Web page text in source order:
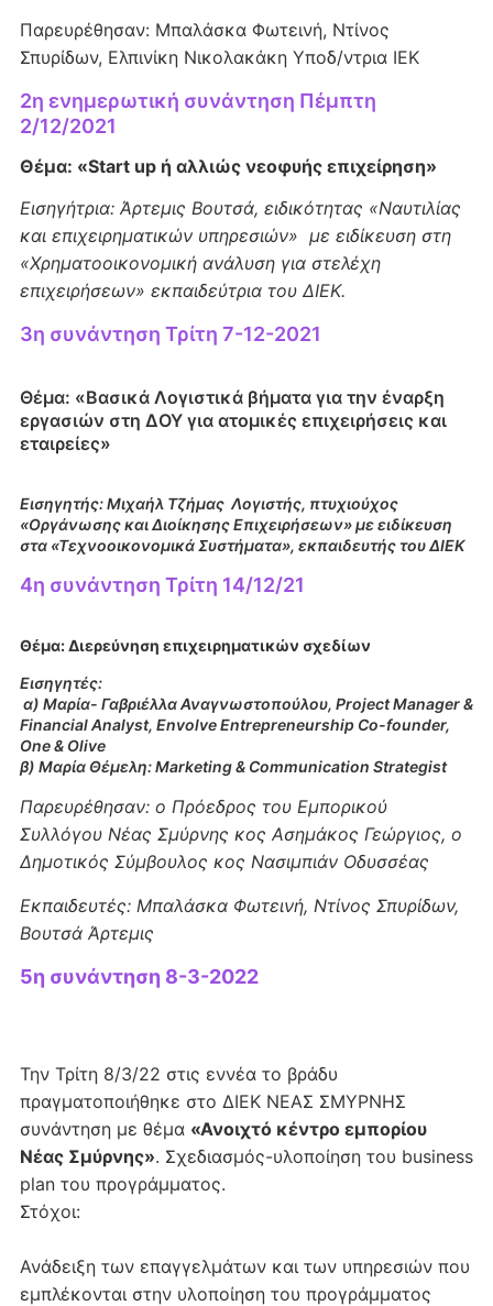
Παρευρέθησαν: Μπαλάσκα Φωτεινή, Ντίνος
Σπυρίδων, Ελπινίκη Νικολακάκη Υποδ/ντρια ΙΕΚ
2η ενημερωτική συνάντηση Πέμπτη
2/12/2021
Θέμα: «Start up ή αλλιώς νεοφυής επιχείρηση»
Εισηγήτρια: Άρτεμις Βουτσά, ειδικότητας «Ναυτιλίας
και επιχειρηματικών υπηρεσιών» με ειδίκευση στη
«Χρηματοοικονομική ανάλυση για στελέχη
επιχειρήσεων» εκπαιδεύτρια του ΔΙΕΚ.
3η συνάντηση Τρίτη 7-12-2021
Θέμα: «Βασικά Λογιστικά βήματα για την έναρξη
εργασιών στη ΔΟΥ για ατομικές επιχειρήσεις και
εταιρείες»
Εισηγητής: Μιχαήλ Τζήμας Λογιστής, πτυχιούχος
«Οργάνωσης και Διοίκησης Επιχειρήσεων» με ειδίκευση
στα «Τεχνοοικονομικά Συστήματα», εκπαιδευτής του ΔΙΕΚ
4η συνάντηση Τρίτη 14/12/21
Θέμα: Διερεύνηση επιχειρηματικών σχεδίων
Εισηγητές:
α) Μαρία- Γαβριέλλα Αναγνωστοπούλου, Project Manager &
Financial Analyst, Envolve Entrepreneurship Co-founder,
One & Olive
β) Μαρία Θέμελη: Marketing & Communication Strategist
Παρευρέθησαν: ο Πρόεδρος του Εμπορικού
Συλλόγου Νέας Σμύρνης κος Ασημάκος Γεώργιος, ο
Δημοτικός Σύμβουλος κος Νασιμπιάν Οδυσσέας
Εκπαιδευτές: Μπαλάσκα Φωτεινή, Ντίνος Σπυρίδων,
Βουτσά Άρτεμις
5η συνάντηση 8-3-2022
Την Τρίτη 8/3/22 στις εννέα το βράδυ
πραγματοποιήθηκε στο ΔΙΕΚ ΝΕΑΣ ΣΜΥΡΝΗΣ
συνάντηση με θέμα «Ανοιχτό κέντρο εμπορίου
Νέας Σμύρνης». Σχεδιασμός-υλοποίηση του business
plan του προγράμματος.
Στόχοι:
Ανάδειξη των επαγγελμάτων και των υπηρεσιών που
εμπλέκονται στην υλοποίηση του προγράμματος